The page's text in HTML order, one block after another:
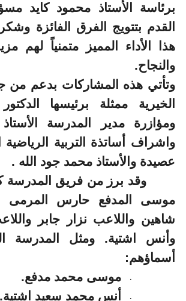
برئاسة الأستاذ محمود كايد
القدم بتتويج الفرق الفائزة
هذا الأداء المميز متمنياً لهم
والنجاح.
وتأتي هذه المشاركات بدعم من
الخيرية ممثلة برئيسها
ومؤازرة مدير المدرسة
واشراف أساتذة التربية الرياضية
عصيدة والأستاذ محمد جود الله .
وقد برز من فريق المدرسة
موسى المدفع حارس المرمى
شاهين واللاعب نزار جابر
وأنس اشتية. ومثل المدرسة
أسماؤهم:
· موسى محمد مدفع.
· أنس محمد سعيد اشتية.